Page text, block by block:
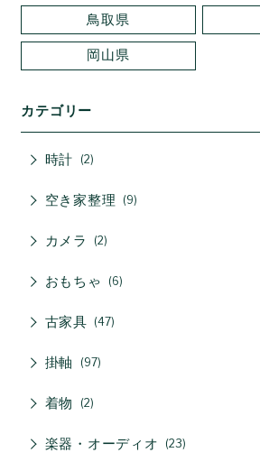
鳥取県
岡山県
カテゴリー
時計 2
空き家整理 9
カメラ 2
おもちゃ 6
古家具 47
掛軸 97
着物 2
楽器・オーディオ 23